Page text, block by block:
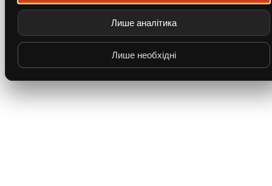
Лише аналітика
Лише необхідні